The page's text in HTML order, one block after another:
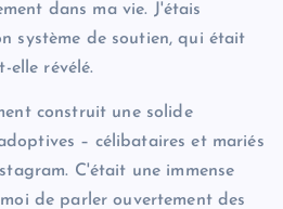
dans ma vie. J'étais
système de soutien, qui était
elle révélé.
construit une solide
– célibataires et mariés
C'était une immense
de parler ouvertement des